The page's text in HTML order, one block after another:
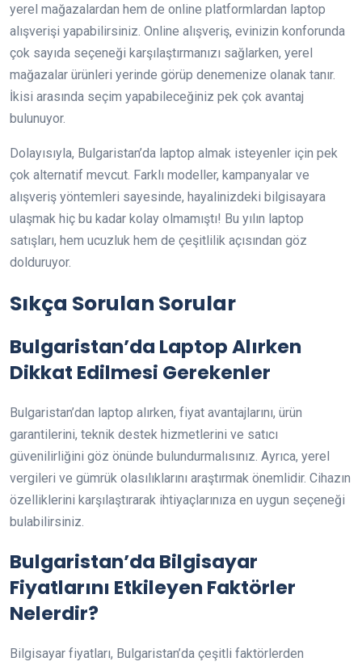
yerel mağazalardan hem de online platformlardan laptop
alışverişi yapabilirsiniz. Online alışveriş, evinizin konforunda
çok sayıda seçeneği karşılaştırmanızı sağlarken, yerel
mağazalar ürünleri yerinde görüp denemenize olanak tanır.
İkisi arasında seçim yapabileceğiniz pek çok avantaj
bulunuyor.
Dolayısıyla, Bulgaristan’da laptop almak isteyenler için pek
çok alternatif mevcut. Farklı modeller, kampanyalar ve
alışveriş yöntemleri sayesinde, hayalinizdeki bilgisayara
ulaşmak hiç bu kadar kolay olmamıştı! Bu yılın laptop
satışları, hem ucuzluk hem de çeşitlilik açısından göz
dolduruyor.
Sıkça Sorulan Sorular
Bulgaristan’da Laptop Alırken
Dikkat Edilmesi Gerekenler
Bulgaristan’dan laptop alırken, fiyat avantajlarını, ürün
garantilerini, teknik destek hizmetlerini ve satıcı
güvenilirliğini göz önünde bulundurmalısınız. Ayrıca, yerel
vergileri ve gümrük olasılıklarını araştırmak önemlidir. Cihazın
özelliklerini karşılaştırarak ihtiyaçlarınıza en uygun seçeneği
bulabilirsiniz.
Bulgaristan’da Bilgisayar
Fiyatlarını Etkileyen Faktörler
Nelerdir?
Bilgisayar fiyatları, Bulgaristan’da çeşitli faktörlerden